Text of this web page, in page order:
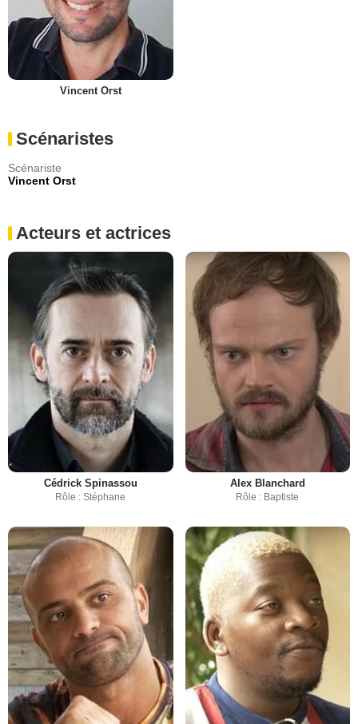
Vincent Orst
Scénaristes
Scénariste
Vincent Orst
Acteurs et actrices
Cédrick Spinassou
Rôle : Stéphane
Alex Blanchard
Rôle : Baptiste